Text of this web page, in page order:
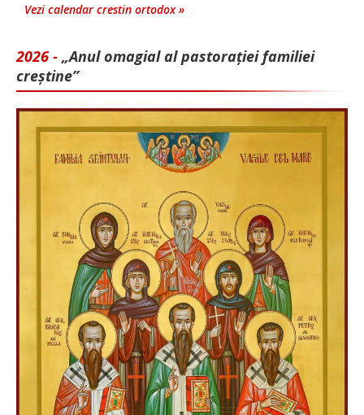
Vezi calendar crestin ortodox »
2026 - „Anul omagial al pastorației familiei
creștine”